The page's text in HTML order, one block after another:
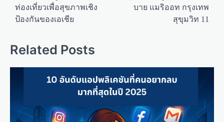
n
v
ท่องเที่ยวเพื่อสุขภาพเชิง
ป้องกันของเอเชีย
บาย แมริออท กรุงเทพ
สุขุมวิท 11
Related Posts